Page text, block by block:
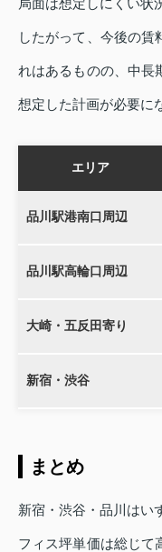
したがって、今後の
れはあるものの、中長
想定した計画が必要に
エリア
品川駅港南口周辺
品川駅高輪口周辺
大崎・五反田寄り
新宿・渋谷
まとめ
新宿・渋谷・品川はい
フィス坪単価は総じて